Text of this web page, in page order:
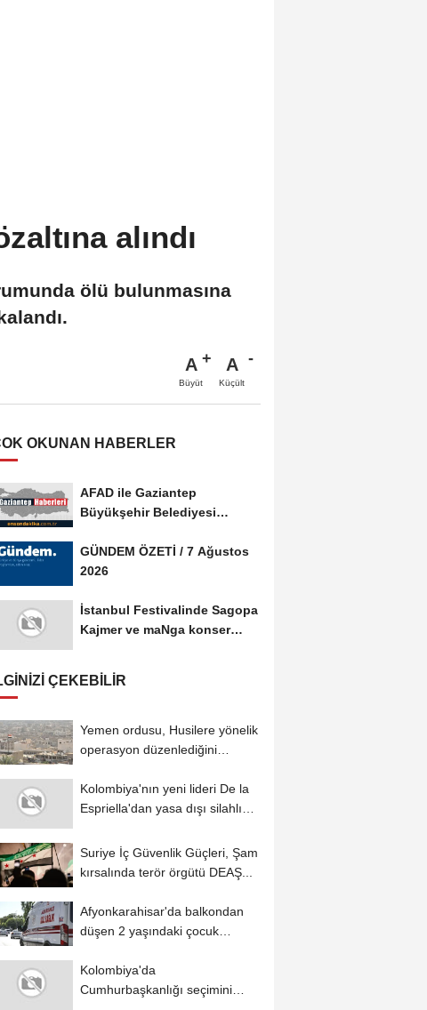
alındı
ölü bulunmasına
A
Büyüt
A
Küçült
OKUNAN HABERLER
AFAD ile Gaziantep
Büyükşehir Belediyesi
GÜNDEM ÖZETİ / 7 Ağustos
2026
İstanbul Festivalinde Sagopa
Kajmer ve maNga konser
ÇEKEBILIR
Yemen ordusu, Husilere yönelik
operasyon düzenlediğini
Kolombiya'nın yeni lideri De la
Espriella'dan yasa dışı silahlı
Suriye İç Güvenlik Güçleri, Şam
kırsalında terör örgütü DEAŞ...
Afyonkarahisar'da balkondan
düşen 2 yaşındaki çocuk
Kolombiya'da
Cumhurbaşkanlığı seçimini